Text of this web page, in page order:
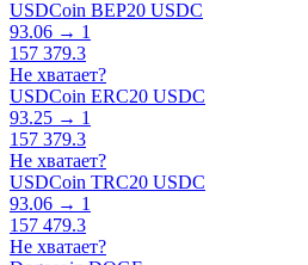
USDCoin BEP20 USDC
93.06 → 1
157 379.3
Не хватает?
USDCoin ERC20 USDC
93.25 → 1
157 379.3
Не хватает?
USDCoin TRC20 USDC
93.06 → 1
157 479.3
Не хватает?